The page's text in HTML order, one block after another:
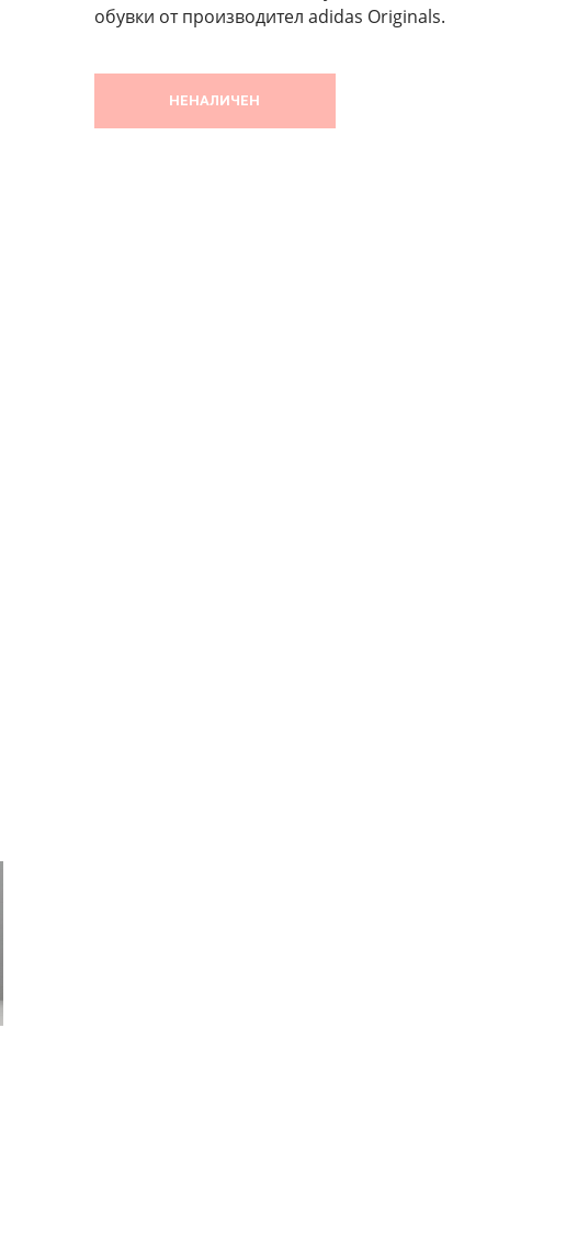
обувки от производител adidas Originals.
НЕНАЛИЧЕН